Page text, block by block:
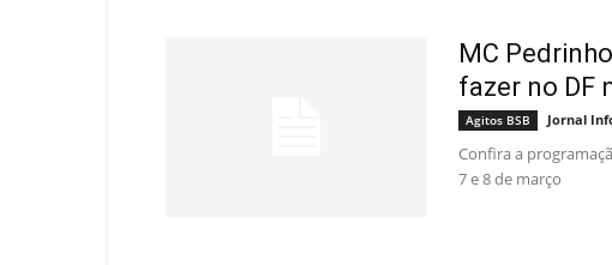
MC
fazer no DF
Agitos BSB Jornal
Confira a
7 e 8 de março